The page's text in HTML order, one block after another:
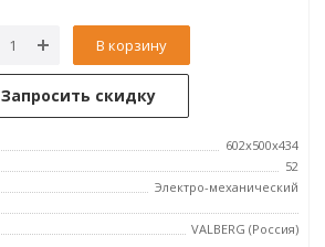
В корзину
Запросить скидку
602x500x434
52
Электро-механический
VALBERG (Россия)